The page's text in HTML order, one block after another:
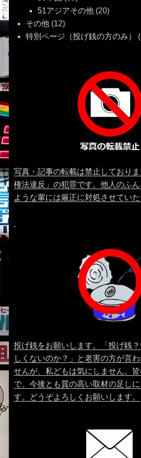
51アジアその他(20)
その他(12)
特別ページ（投げ銭の方のみ）
写真・記事の転載は禁止しており
権法違反」の犯罪です。他人のふ
ような輩には厳正に対処させていた
投げ銭をお願いします。「投げ銭
しくないのか？」と老害の方が言
せんが、私どもは気にしません。
で、今後とも質の高い取材の足し
す。どうぞよろしくお願いします。